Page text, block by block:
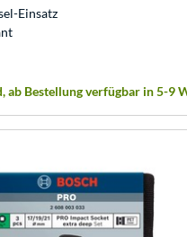
Einsatz
ab Bestellung verfügbar in 5-9